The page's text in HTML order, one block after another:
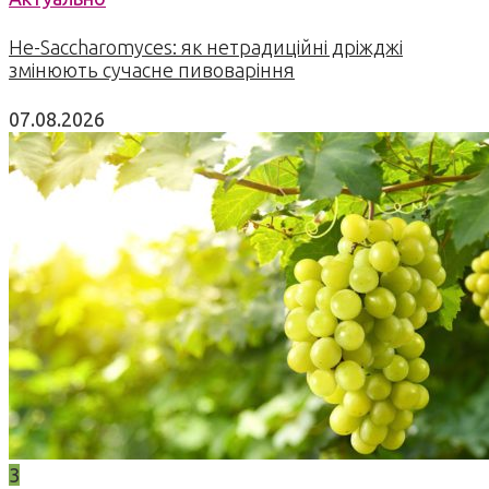
Не-Saccharomyces: як нетрадиційні дріжджі
змінюють сучасне пивоваріння
07.08.2026
3